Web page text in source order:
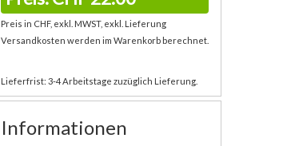
Preis in CHF, exkl. MWST, exkl. Lieferung
Versandkosten werden im Warenkorb berechnet.
Lieferfrist: 3-4 Arbeitstage zuzüglich Lieferung.
Informationen